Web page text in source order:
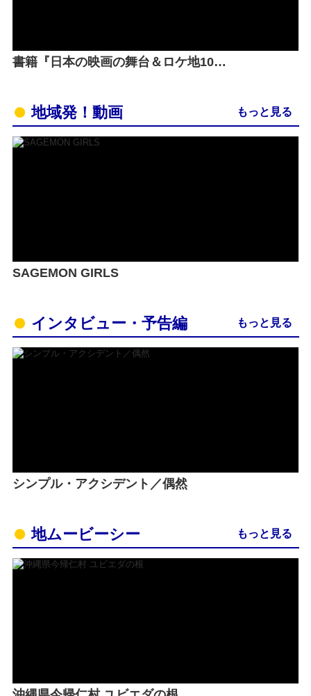
書籍『日本の映画の舞台＆ロケ地10…
地域発！動画 もっと見る
SAGEMON GIRLS
インタビュー・予告編 もっと見る
シンプル・アクシデント／偶然
地ムービーシー もっと見る